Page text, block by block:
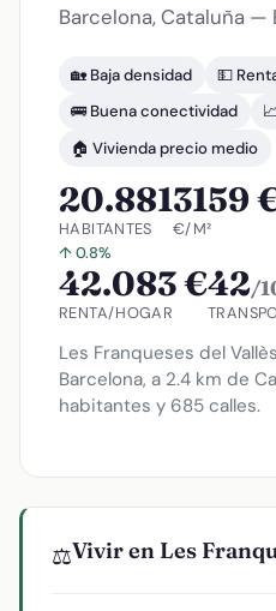
Barcelona, Cataluña —
🏡 Baja densidad
💵
🚌 Buena conectividad
🏠 Vivienda precio medio
20.881
HABITANTES
↑ 0.8%
3159
€/M²
42.083 €
RENTA/HOGAR
42/
Les Franqueses del
Barcelona, a 2.4 km de
habitantes y 685 calles.
⚖️Vivir en Les